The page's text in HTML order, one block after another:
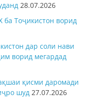
28.07.2026
ба Тоҷикистон ворид
дар соли нави
ворид мегардад
қисми даромади
шуд 27.07.2026